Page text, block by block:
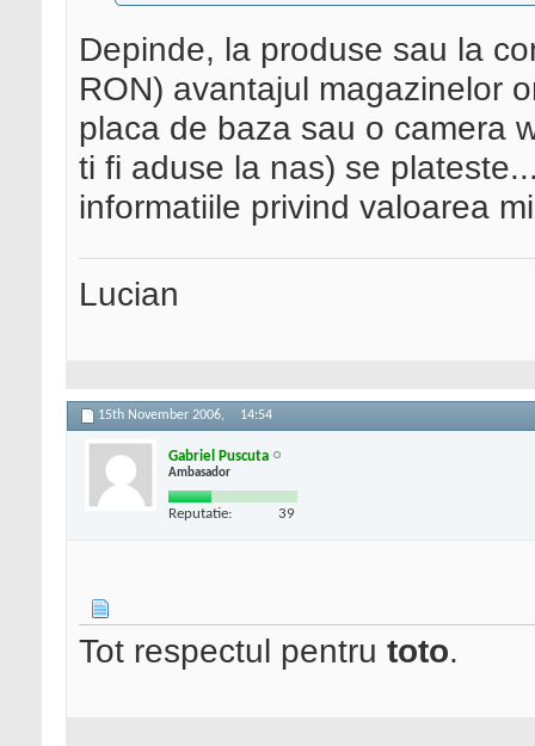
Depinde, la produse sau la
RON) avantajul magazinelor
placa de baza sau o camera
ti fi aduse la nas) se
informatiile privind valoarea
Lucian
15th November 2006, 14:54
Gabriel Puscuta
Ambasador
Reputatie: 39
Tot respectul pentru toto.